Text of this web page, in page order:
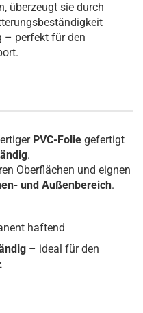
überzeugt sie durch
– perfekt für den
PVC-Folie gefertigt
.
Oberflächen und eignen
und Außenbereich.
haftend
– ideal für den